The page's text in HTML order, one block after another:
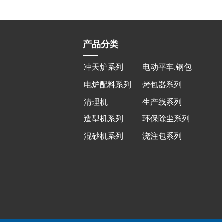
产品分类
冲天炉系列
电动平车.钢包
车系
电炉配料系列 烤包器系列
清理机 生产线系列
造型机系列 环保除尘系列
混砂机系列 浇注包系列